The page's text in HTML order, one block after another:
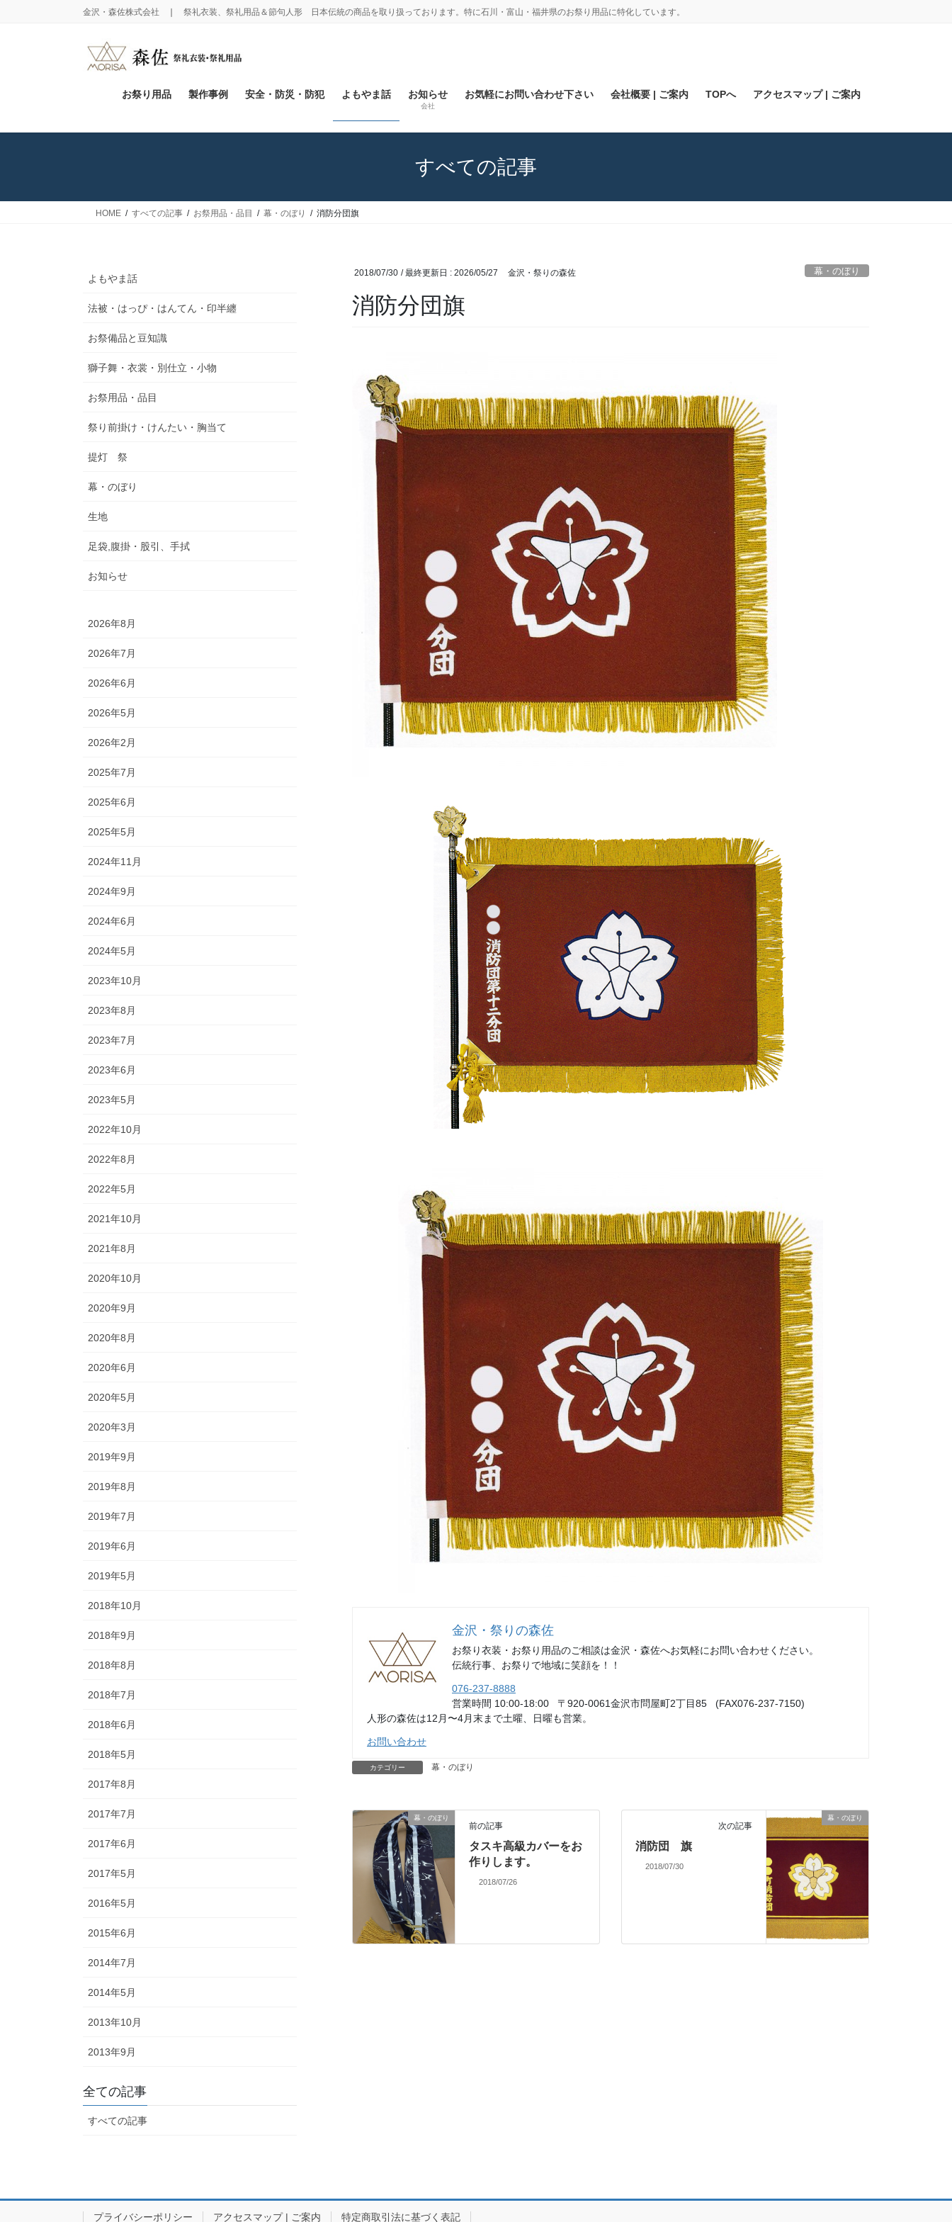
金沢・森佐株式会社 ❘ 祭礼衣装、祭礼用品＆節句人形 日本伝統の商品を取り扱っております。特に石川・富山・福井県のお祭り用品に特化しています。
お祭り用品 製作事例 安全・防災・防犯 よもやま話 お知らせ
会社
お気軽にお問い合わせ下さい 会社概要 | ご案内 TOPへ アクセスマップ | ご案内
すべての記事
HOME すべての記事 お祭用品・品目 幕・のぼり 消防分団旗
2018/07/30 / 最終更新日 : 2026/05/27 金沢・祭りの森佐 幕・のぼり
消防分団旗
金沢・祭りの森佐
お祭り衣装・お祭り用品のご相談は金沢・森佐へお気軽にお問い合わせください。
伝統行事、お祭りで地域に笑顔を！！
076-237-8888
営業時間 10:00-18:00 〒920-0061金沢市問屋町2丁目85 (FAX076-237-7150)
人形の森佐は12月〜4月末まで土曜、日曜も営業。
お問い合わせ
カテゴリー 幕・のぼり
幕・のぼり
前の記事
タスキ高級カバーをお
作りします。
2018/07/26
幕・のぼり
次の記事
消防団 旗
2018/07/30
よもやま話
法被・はっぴ・はんてん・印半纏
お祭備品と豆知識
獅子舞・衣裳・別仕立・小物
お祭用品・品目
祭り前掛け・けんたい・胸当て
提灯 祭
幕・のぼり
生地
足袋,腹掛・股引、手拭
お知らせ
2026年8月
2026年7月
2026年6月
2026年5月
2026年2月
2025年7月
2025年6月
2025年5月
2024年11月
2024年9月
2024年6月
2024年5月
2023年10月
2023年8月
2023年7月
2023年6月
2023年5月
2022年10月
2022年8月
2022年5月
2021年10月
2021年8月
2020年10月
2020年9月
2020年8月
2020年6月
2020年5月
2020年3月
2019年9月
2019年8月
2019年7月
2019年6月
2019年5月
2018年10月
2018年9月
2018年8月
2018年7月
2018年6月
2018年5月
2017年8月
2017年7月
2017年6月
2017年5月
2016年5月
2015年6月
2014年7月
2014年5月
2013年10月
2013年9月
全ての記事
すべての記事
プライバシーポリシー アクセスマップ | ご案内 特定商取引法に基づく表記